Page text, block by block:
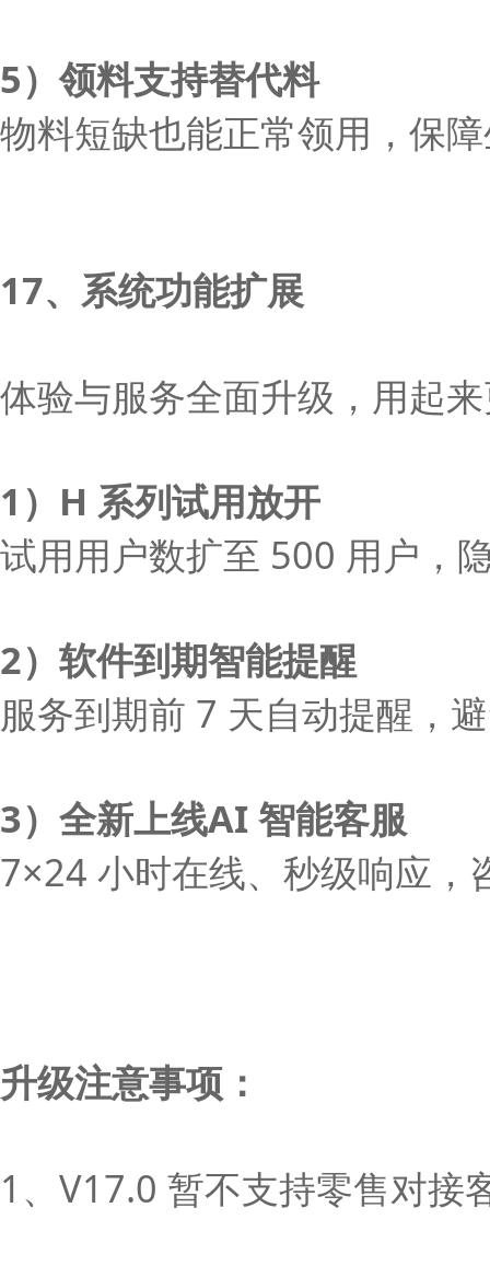
5）领料支持替代料
物料短缺也能正常领用，保
17、系统功能扩展
体验与服务全面升级，用起
1）H 系列试用放开
试用用户数扩至 500 用户，
2）软件到期智能提醒
服务到期前 7 天自动提醒，
3）全新上线AI 智能客服
7×24 小时在线、秒级响应，
升级注意事项：
1、V17.0 暂不支持零售对接